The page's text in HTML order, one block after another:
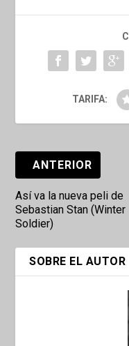
TARIFA:
ANTERIOR
Así va la nueva peli de
Sebastian Stan (Winter
Soldier)
SOBRE EL AUTOR